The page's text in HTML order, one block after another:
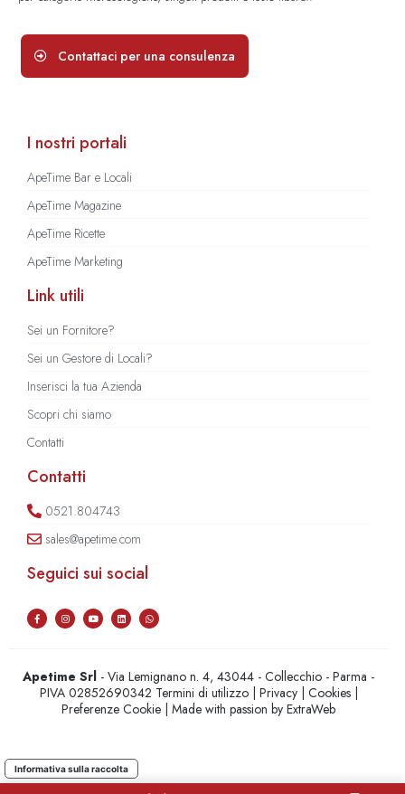
Contattaci per una consulenza
I nostri portali
ApeTime Bar e Locali
ApeTime Magazine
ApeTime Ricette
ApeTime Marketing
Link utili
Sei un Fornitore?
Sei un Gestore di Locali?
Inserisci la tua Azienda
Scopri chi siamo
Contatti
Contatti
0521.804743
sales@apetime.com
Seguici sui social
Apetime Srl - Via Lemignano n. 4, 43044 - Collecchio - Parma -
PIVA 02852690342 Termini di utilizzo| Privacy| Cookies|
Preferenze Cookie | Made with passion byExtraWeb
Informativa sulla raccolta